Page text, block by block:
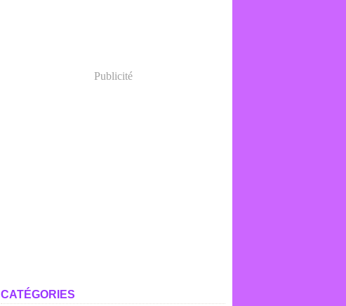
Publicité
CATÉGORIES